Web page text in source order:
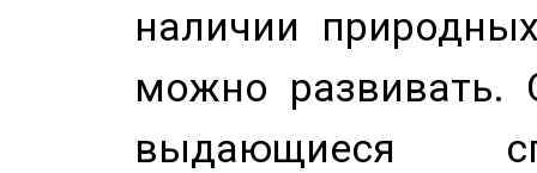
наличии
можно развивать.
выдающиеся